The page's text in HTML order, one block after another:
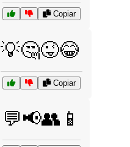
Copiar
💡🤔😜😂
Copiar
💬📢👥📱